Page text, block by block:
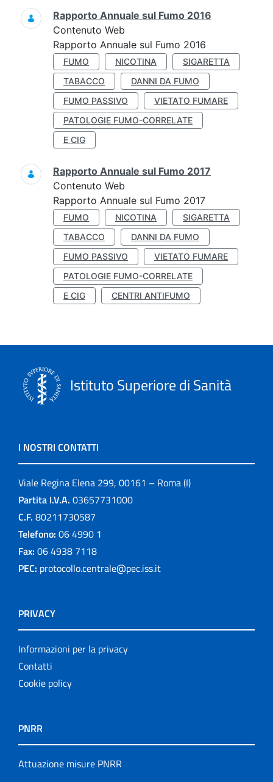
Ricerca
Rapporto Annuale sul Fumo 2016
Contenuto Web
Rapporto Annuale sul Fumo 2016
FUMO NICOTINA
SIGARETTA
TABACCO
DANNI DA FUMO
FUMO PASSIVO
VIETATO FUMARE
PATOLOGIE FUMO-CORRELATE
E CIG
Rapporto Annuale sul Fumo 2017
Contenuto Web
Rapporto Annuale sul Fumo 2017
FUMO NICOTINA
SIGARETTA
TABACCO
DANNI DA FUMO
FUMO PASSIVO
VIETATO FUMARE
PATOLOGIE FUMO-CORRELATE
E CIG
CENTRI ANTIFUMO
Istituto Superiore di Sanità
I NOSTRI CONTATTI
Viale Regina Elena 299, 00161 – Roma (I)
Partita I.V.A. 03657731000
C.F. 80211730587
Telefono: 06 4990 1
Fax: 06 4938 7118
PEC: protocollo.centrale@pec.iss.it
PRIVACY
Informazioni per la privacy
Contatti
Cookie policy
PNRR
Attuazione misure PNRR